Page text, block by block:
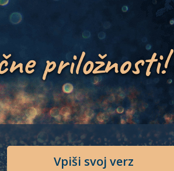
priložnosti!
Vpiši svoj verz